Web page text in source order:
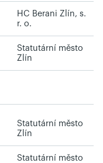
HC Berani Zlín, s.
r. o.
Statutární město
Zlín
Statutární město
Zlín
Statutární město